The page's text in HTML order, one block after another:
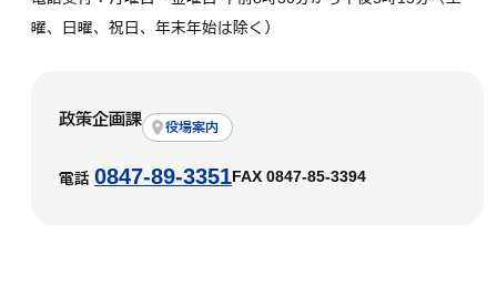
曜、日曜、祝日、年末年始は除く）
政策企画課 役場案内
電話 0847-89-3351 FAX 0847-85-3394